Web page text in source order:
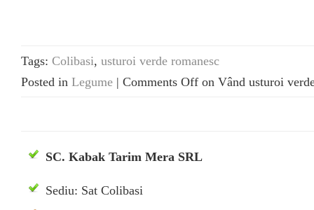
Tags: Colibasi, usturoi verde romanesc
Posted in Legume | Comments Off on Vând usturoi
SC. Kabak Tarim Mera SRL
Sediu: Sat Colibasi